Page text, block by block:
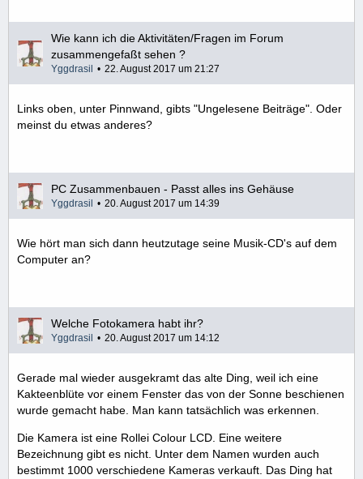
Wie kann ich die Aktivitäten/Fragen im Forum
zusammengefaßt sehen ?
Yggdrasil 22. August 2017 um 21:27
Links oben, unter Pinnwand, gibts "Ungelesene Beiträge". Oder
meinst du etwas anderes?
PC Zusammenbauen - Passt alles ins Gehäuse
Yggdrasil 20. August 2017 um 14:39
Wie hört man sich dann heutzutage seine Musik-CD's auf dem
Computer an?
Welche Fotokamera habt ihr?
Yggdrasil 20. August 2017 um 14:12
Gerade mal wieder ausgekramt das alte Ding, weil ich eine
Kakteenblüte vor einem Fenster das von der Sonne beschienen
wurde gemacht habe. Man kann tatsächlich was erkennen.
Die Kamera ist eine Rollei Colour LCD. Eine weitere
Bezeichnung gibt es nicht. Unter dem Namen wurden auch
bestimmt 1000 verschiedene Kameras verkauft. Das Ding hat